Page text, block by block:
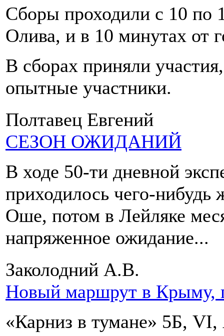
Сборы проходили с 10 по
Олива, и в 10 минутах от
В сборах приняли
опытные участники.
Полтавец Евгений
СЕЗОН ОЖИДАНИЙ
В ходе 50-ти дневной
приходилось чего-нибудь
Оше, потом в Лейляке
напряженное ожидание...
Заколодний А.В.
Новый маршрут в Крыму,
«Карниз в тумане» 5Б,